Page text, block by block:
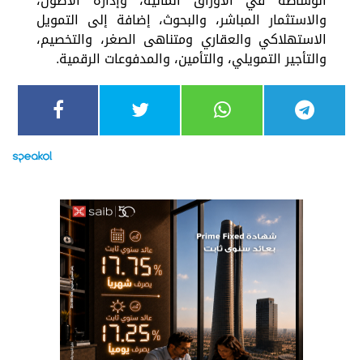
والاستثمار المباشر، والبحوث، إضافة إلى التمويل
الاستهلاكي والعقاري ومتناهى الصغر، والتخصيم،
والتأجير التمويلي، والتأمين، والمدفوعات الرقمية.